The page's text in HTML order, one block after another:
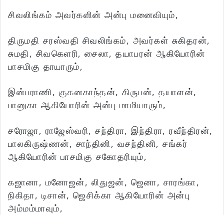
சிவலிங்கம் அவர்களின் அன்பு மனைவியும்,
திருமதி சரஸ்வதி சிவலிங்கம், அவர்கள் சுகிதரன்,
சுமதி, சிவகெளரி, சைலா, தயாபரன் ஆகியோரின்
பாசமிகு தாயாரும்,
இன்பராணி, குகனகாந்தன், கிருபன், தயாளன்,
பானுகா ஆகியோரின் அன்பு மாமியாரும்,
சரோஜா, ராஜேஸ்வரி, சந்திரா, இந்திரா, ரவீந்திரன்,
பாலகிருஷ்ணன், சாந்தினி, வசந்தினி, சங்கர்
ஆகியோரின் பாசமிகு சகோதரியும்,
கஜானா, மனோஜன், லிதுஜன், ஜெனா, சாரங்கா,
நிகிதா, டிசான், ஜெசிக்கா ஆகியோரின் அன்பு
அம்மம்மாவும்,